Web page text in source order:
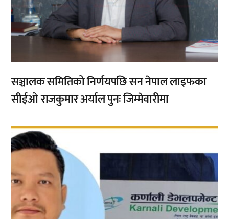
सञ्चालक समितिको निर्णयपछि सन नेपाल लाइफका
सीईओ राजकुमार अर्याल पुनः जिम्मेवारीमा
,